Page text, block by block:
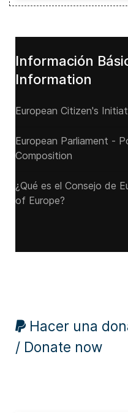
Información
Information
European Citizen's
European Parliament -
Composition
¿Qué es el Consejo de
of Europe?
Hacer una
/ Donate now